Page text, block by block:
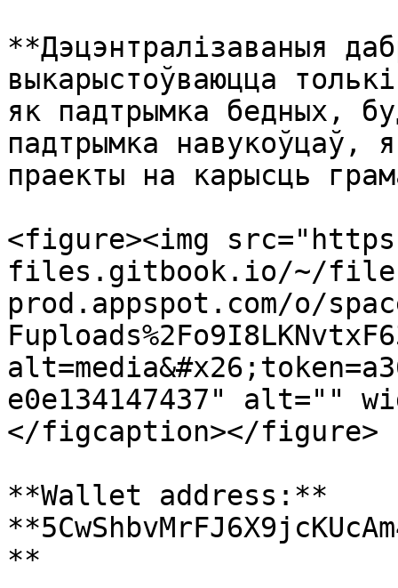
**Дэцэнтралізаваныя
выкарыстоўваюцца
як падтрымка бедных,
падтрымка навукоўцаў,
праекты на карысць
<figure><img
files.gitbook.io/~/
prod.appspot.com/o/
e0e134147437" alt=""
</figcaption></figure>
**Wallet address:**
**